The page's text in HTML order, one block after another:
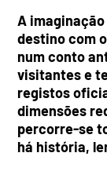
A
destino com
num conto
visitantes e
registos
dimensões
percorre-se
há história,